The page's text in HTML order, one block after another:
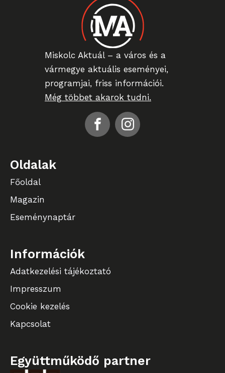
Miskolc Aktuál – a város és a
vármegye aktuális eseményei,
programjai, friss információi.
Még többet akarok tudni.
Oldalak
Főoldal
Magazin
Eseménynaptár
Információk
Adatkezelési tájékoztató
Impresszum
Cookie kezelés
Kapcsolat
Együttműködő partner